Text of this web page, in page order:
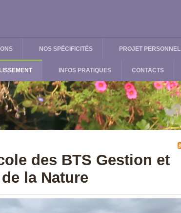
NOS SPÉCIFICITÉS PROJET
INFOS PRATIQUES CONTACTS
des BTS Gestion et
la Nature